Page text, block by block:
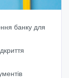
банку для